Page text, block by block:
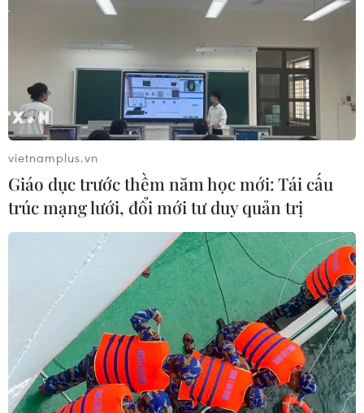
vietnamplus.vn
Giáo dục trước thềm năm học mới: Tái cấu
trúc mạng lưới, đổi mới tư duy quản trị